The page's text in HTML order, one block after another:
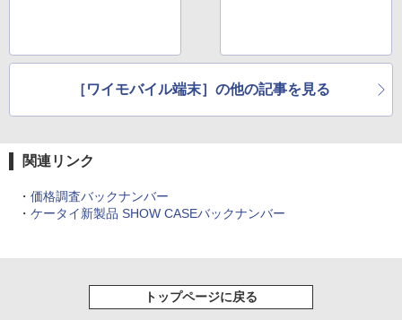
［ワイモバイル端末］の他の記事を見る
関連リンク
・ 価格調査バックナンバー
・ ケータイ新製品 SHOW CASEバックナンバー
トップページに戻る